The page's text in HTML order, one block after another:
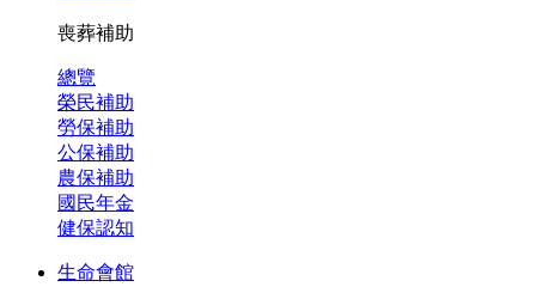
喪葬補助
總覽
榮民補助
勞保補助
公保補助
農保補助
國民年金
健保認知
生命會館